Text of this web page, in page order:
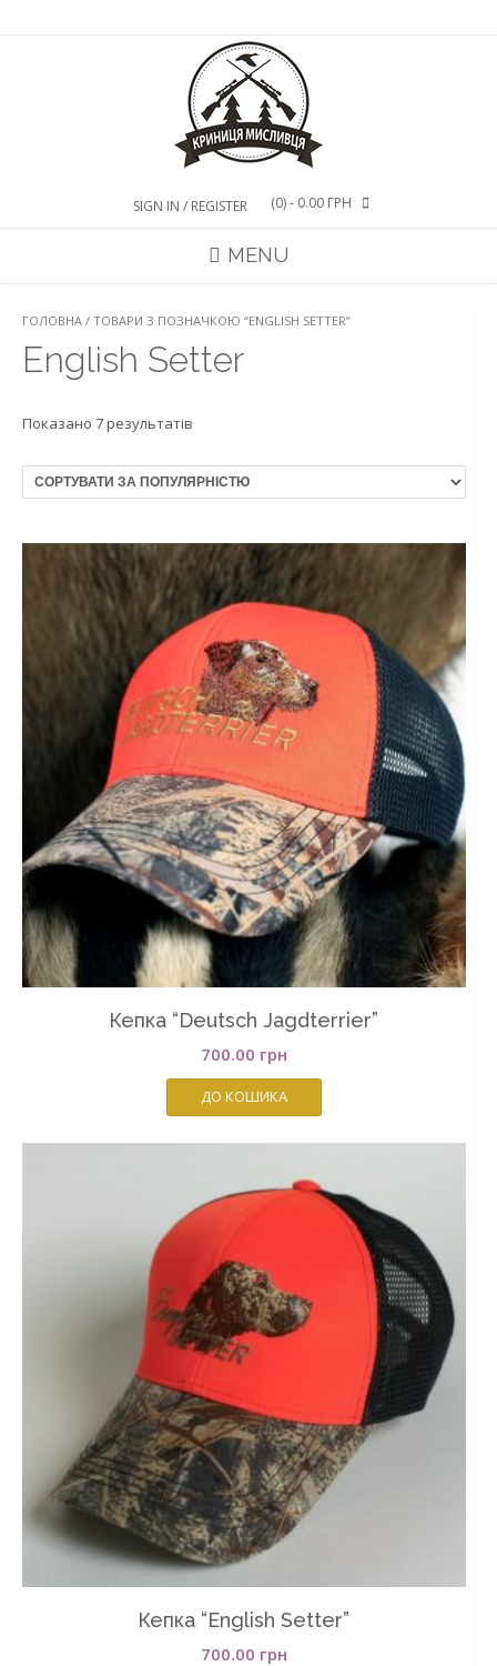
SIGN IN / REGISTER (0)- 0.00 ГРН
MENU
ГОЛОВНА / ТОВАРИ З ПОЗНАЧКОЮ “ENGLISH SETTER”
English Setter
Показано 7 результатів
Кепка “Deutsch Jagdterrier”
700.00 грн
ДО КОШИКА
Кепка “English Setter”
700.00 грн